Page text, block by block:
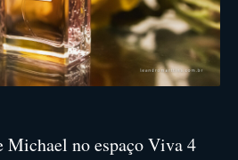
Michael no espaço Viva 4